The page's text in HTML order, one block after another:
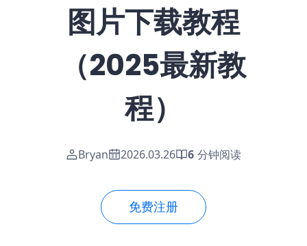
图片下载教程
（2025最新教
程）
Bryan 2026.03.26 6 分钟阅读
免费注册